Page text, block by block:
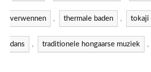
verwennen , thermale baden , tokaji
dans , traditionele hongaarse muziek ,